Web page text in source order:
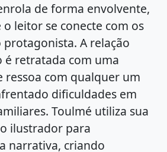
de forma envolvente,
leitor se conecte com os
A relação
é retratada com uma
ressoa com qualquer um
dificuldades em
Toulmé utiliza sua
ilustrador para
narrativa, criando